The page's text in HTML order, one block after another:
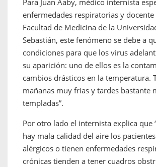
Para Juan Aaby, médico internista
enfermedades respiratorias y docente
Facultad de Medicina de la
Sebastián, este fenómeno se debe a
condiciones para que los virus
su aparición: uno de ellos es la
cambios drásticos en la temperatura.
mañanas muy frías y tardes bastante
templadas”.
Por otro lado el internista explica que
hay mala calidad del aire los
alérgicos o tienen enfermedades
crónicas tienden a tener cuadros